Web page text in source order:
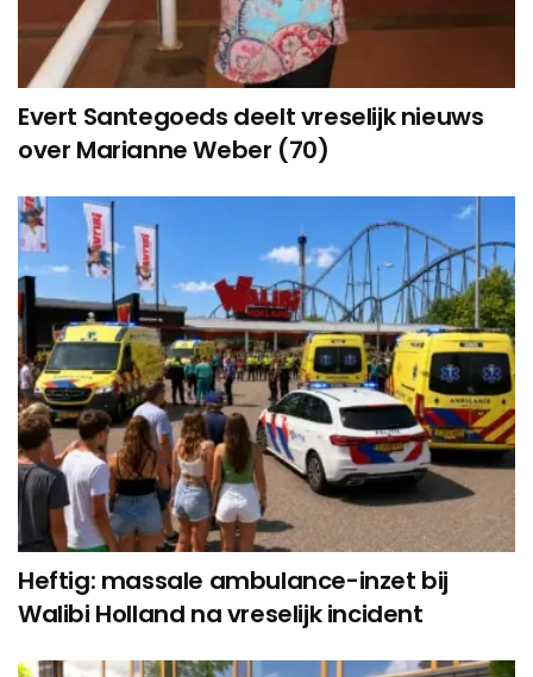
Evert Santegoeds deelt vreselijk nieuws
over Marianne Weber (70)
Heftig: massale ambulance-inzet bij
Walibi Holland na vreselijk incident